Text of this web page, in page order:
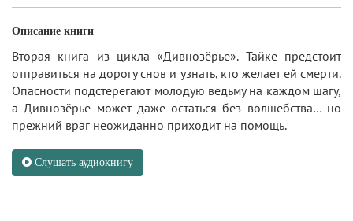
Описание книги
Вторая книга из цикла «Дивнозёрье». Тайке предстоит
отправиться на дорогу снов и узнать, кто желает ей смерти.
Опасности подстерегают молодую ведьму на каждом шагу,
а Дивнозёрье может даже остаться без волшебства… но
прежний враг неожиданно приходит на помощь.
Слушать аудиокнигу